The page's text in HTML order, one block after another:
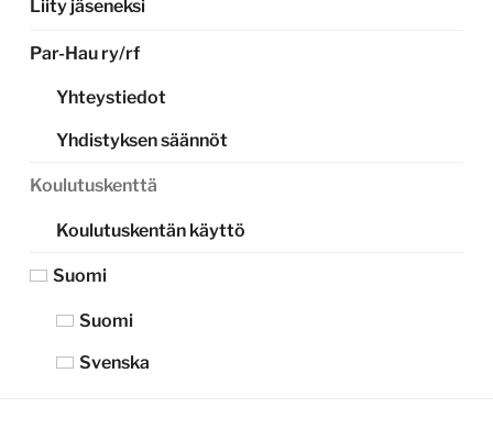
Liity jäseneksi
Par-Hau ry/rf
Yhteystiedot
Yhdistyksen säännöt
Koulutuskenttä
Koulutuskentän käyttö
Suomi
Suomi
Svenska